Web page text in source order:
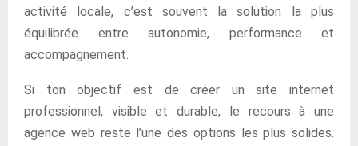
activité locale, c’est souvent la solution la plus
équilibrée entre autonomie, performance et
accompagnement.
Si ton objectif est de créer un site internet
professionnel, visible et durable, le recours à une
agence web reste l’une des options les plus solides.